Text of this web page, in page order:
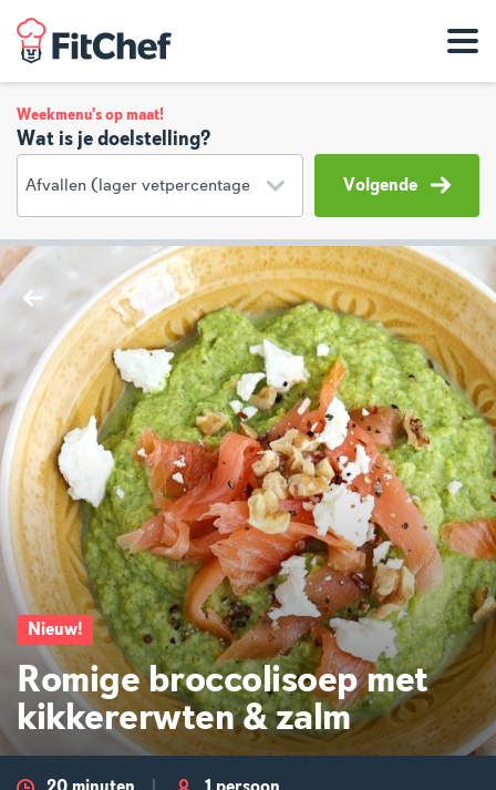
Weekmenu's op maat!
Wat is je doelstelling?
Volgende
Nieuw!
Romige broccolisoep met
kikkererwten & zalm